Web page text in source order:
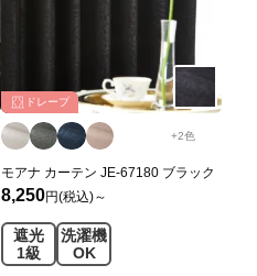
ドレープ
+2色
モアナ カーテン JE-67180 ブラック
8,250円(税込)～
遮光
1級
洗濯機
OK